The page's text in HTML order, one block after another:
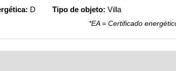
D Tipo de objeto: Villa
*EA = Certificado